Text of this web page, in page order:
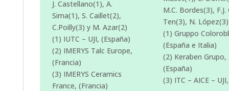
J. Castellano(1), A.
Sima(1), S. Caillet(2),
C.Poilly(3) y M. Azar(2)
(1) IUTC – UJI, (España)
(2) IMERYS Talc Europe,
(Francia)
(3) IMERYS Ceramics
France, (Francia)
M.C. Bordes(3), F.J.
Ten(3), N. López(3)
(1) Gruppo
(España e Italia)
(2) Keraben Grupo,
(España)
(3) ITC – AICE –